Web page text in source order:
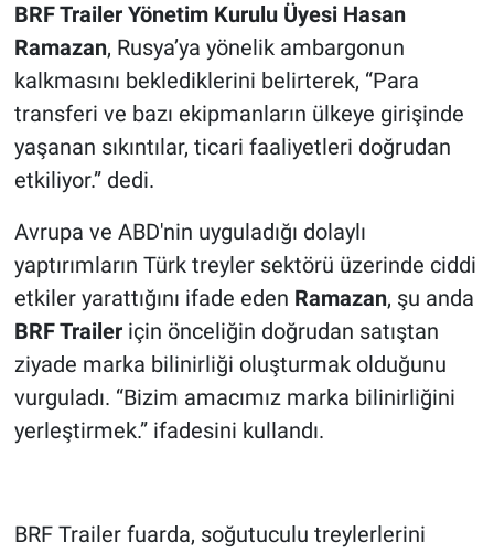
BRF Trailer Yönetim Kurulu Üyesi Hasan
Ramazan, Rusya’ya yönelik ambargonun
kalkmasını beklediklerini belirterek, “Para
transferi ve bazı ekipmanların ülkeye girişinde
yaşanan sıkıntılar, ticari faaliyetleri doğrudan
etkiliyor.” dedi.
Avrupa ve ABD'nin uyguladığı dolaylı
yaptırımların Türk treyler sektörü üzerinde ciddi
etkiler yarattığını ifade eden Ramazan, şu anda
BRF Traileriçin önceliğin doğrudan satıştan
ziyade marka bilinirliği oluşturmak olduğunu
vurguladı. “Bizim amacımız marka bilinirliğini
yerleştirmek.” ifadesini kullandı.
BRF Trailer fuarda, soğutuculu treylerlerini